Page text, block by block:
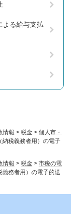
情報 > 税金 > 個人市・
納税義務者用）の電子
情報 > 税金 > 市税の電
務者用）の電子的送
よる給与支払